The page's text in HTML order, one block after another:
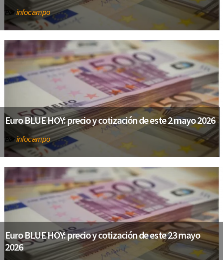
Por infocampo
Euro BLUE HOY: precio y cotización de este 2 mayo 2026
Por infocampo
Euro BLUE HOY: precio y cotización de este 23 mayo
2026